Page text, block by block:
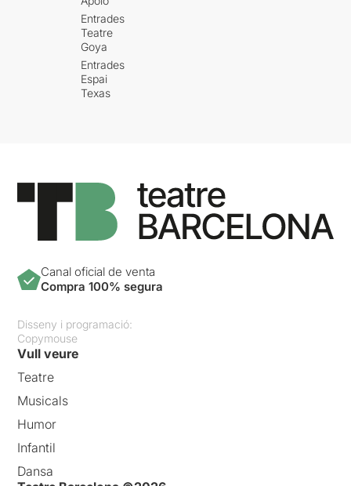
Entrades
Teatre
Goya
Entrades
Espai
Texas
Canal oficial de venta
Compra 100% segura
Disseny i programació:
Copymouse
Vull veure
Teatre
Musicals
Humor
Infantil
Dansa